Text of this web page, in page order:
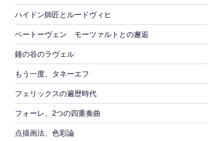
ハイドン師匠とルードヴィヒ
ベートーヴェン モーツァルトとの邂逅
鐘の谷のラヴェル
もう一度、タネーエフ
フェリックスの遍歴時代
フォーレ、2つの四重奏曲
点描画法、色彩論